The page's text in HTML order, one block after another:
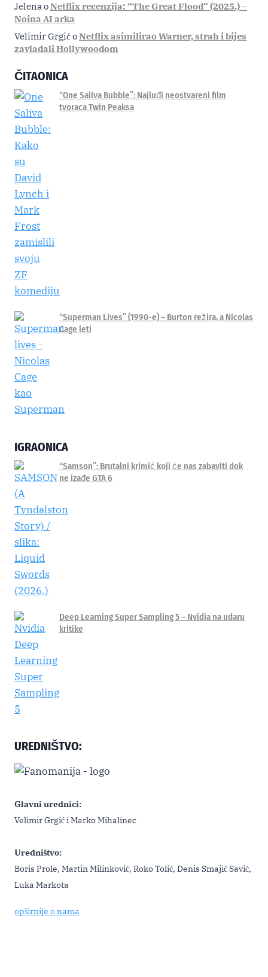
JelenaoNetflix recenzija: “The Great Flood” (2025.) –
Noina AI arka
Velimir Grgić oNetflix asimilirao Warner, strah i bijes
zavladali Hollywoodom
ČITAONICA
“One Saliva Bubble”: Najluđi neostvareni film
tvoraca Twin Peaksa
“Superman Lives” (1990-e) – Burton režira, a Nicolas
Cage leti
IGRAONICA
“Samson”: Brutalni krimić koji će nas zabaviti dok
ne izađe GTA 6
Deep Learning Super Sampling 5 – Nvidia na udaru
kritike
UREDNIŠTVO:
Glavni urednici:
Velimir Grgić i Marko Mihalinec
Uredništvo:
Boris Prole, Martin Milinković, Roko Tolić, Denis Smajić Savić,
Luka Markota
opširnije o nama